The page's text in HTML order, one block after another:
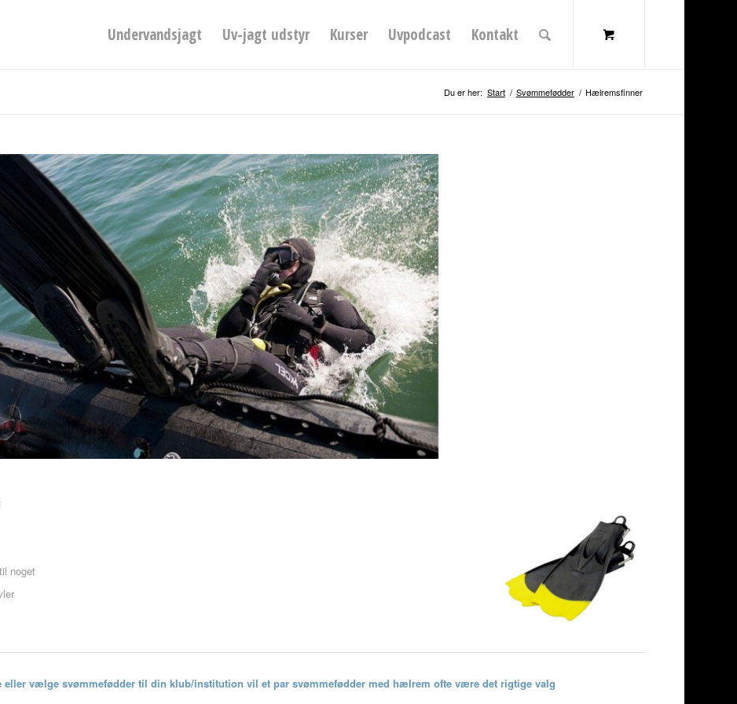
Undervandsjagt Uv-jagt udstyr Kurser Uvpodcast Kontakt
Du er her: Start / Svømmefødder / Hælremsfinner
noget
eller vælge svømmefødder til din klub/institution vil et par svømmefødder med hælrem ofte være det rigtige valg